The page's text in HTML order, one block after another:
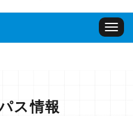
Toggle
ス情報